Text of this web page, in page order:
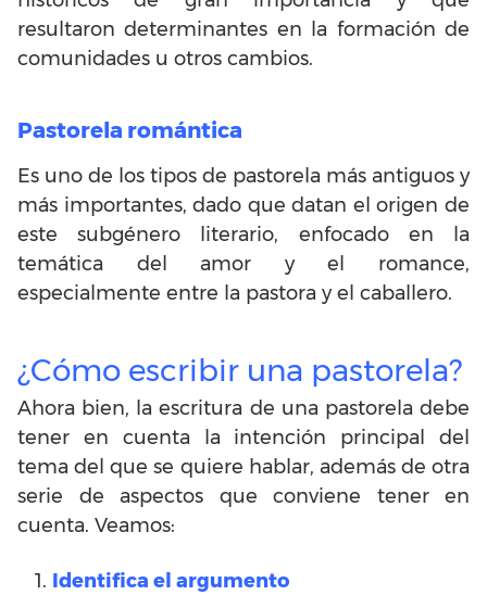
resultaron determinantes en la formación de
comunidades u otros cambios.
Pastorela romántica
Es uno de los tipos de pastorela más antiguos y
más importantes, dado que datan el origen de
este subgénero literario, enfocado en la
temática del amor y el romance,
especialmente entre la pastora y el caballero.
¿Cómo escribir una pastorela?
Ahora bien, la escritura de una pastorela debe
tener en cuenta la intención principal del
tema del que se quiere hablar, además de otra
serie de aspectos que conviene tener en
cuenta. Veamos:
Identifica el argumento